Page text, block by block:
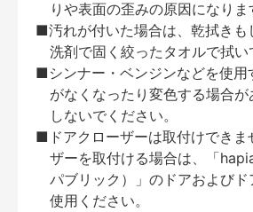
りや表面の歪みの原因になりま
■汚れが付いた場合は、乾拭きも
洗剤で固く絞ったタオルで拭い
■シンナー・ベンジンなどを使用
がなくなったり変色する場合
しないでください。
■ドアクローザーは取付けできま
ザーを取付ける場合は、「
パブリック）」のドアおよび
使用ください。